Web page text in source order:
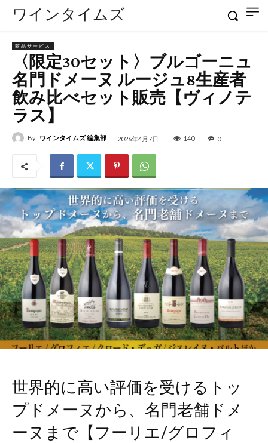
ワインタイムズ
商品サービス
〈限定30セット〉ブルゴーニュ
名門ドメーヌ ルージュ8生産者
飲み比べセット販売【ヴィノテ
ラス】
By ワインタイムズ 編集部 2026年4月7日 140 0
世界的に高い評価を受けるトッ
プドメーヌから、名門老舗ドメ
ーヌまで【フーリエ/グロフィ